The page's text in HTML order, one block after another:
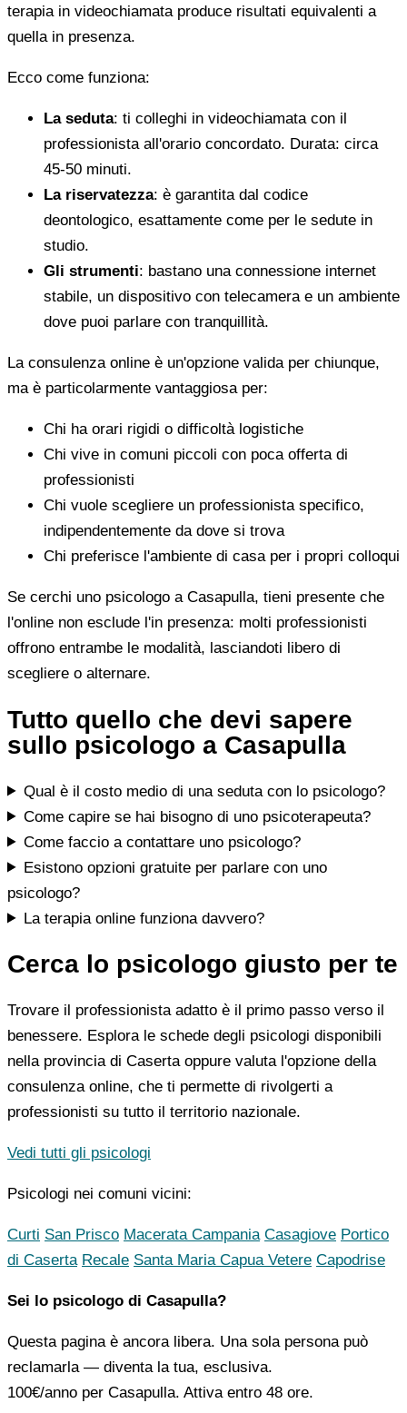
terapia in videochiamata produce risultati equivalenti a
quella in presenza.
Ecco come funziona:
La seduta: ti colleghi in videochiamata con il
professionista all'orario concordato. Durata: circa
45-50 minuti.
La riservatezza: è garantita dal codice
deontologico, esattamente come per le sedute in
studio.
Gli strumenti: bastano una connessione internet
stabile, un dispositivo con telecamera e un ambiente
dove puoi parlare con tranquillità.
La consulenza online è un'opzione valida per chiunque,
ma è particolarmente vantaggiosa per:
Chi ha orari rigidi o difficoltà logistiche
Chi vive in comuni piccoli con poca offerta di
professionisti
Chi vuole scegliere un professionista specifico,
indipendentemente da dove si trova
Chi preferisce l'ambiente di casa per i propri colloqui
Se cerchi uno psicologo a Casapulla, tieni presente che
l'online non esclude l'in presenza: molti professionisti
offrono entrambe le modalità, lasciandoti libero di
scegliere o alternare.
Tutto quello che devi sapere
sullo psicologo a Casapulla
Qual è il costo medio di una seduta con lo psicologo?
Come capire se hai bisogno di uno psicoterapeuta?
Come faccio a contattare uno psicologo?
Esistono opzioni gratuite per parlare con uno
psicologo?
La terapia online funziona davvero?
Cerca lo psicologo giusto per te
Trovare il professionista adatto è il primo passo verso il
benessere. Esplora le schede degli psicologi disponibili
nella provincia di Caserta oppure valuta l'opzione della
consulenza online, che ti permette di rivolgerti a
professionisti su tutto il territorio nazionale.
Vedi tutti gli psicologi
Psicologi nei comuni vicini:
Curti San Prisco Macerata Campania Casagiove Portico
di Caserta Recale Santa Maria Capua Vetere Capodrise
Sei lo psicologo di Casapulla?
Questa pagina è ancora libera. Una sola persona può
reclamarla — diventa la tua, esclusiva.
100€/anno per Casapulla. Attiva entro 48 ore.